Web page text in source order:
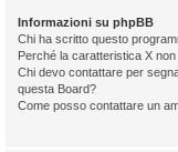
Informazioni su phpBB
Chi ha scritto questo
Perché la caratteristica X
Chi devo contattare per
questa Board?
Come posso contattare un